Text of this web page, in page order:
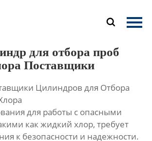

для отбора проб
Поставщики
Цилиндров для Отбора
для работы с опасными
как жидкий хлор, требует
к безопасности и надежности.